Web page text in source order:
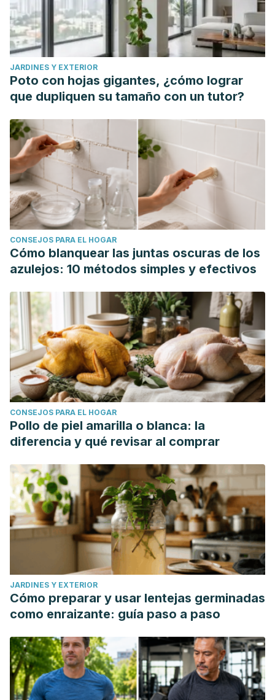
la ingesta de vitamina K en una muestra representativa de
adultos españoles: condicionantes dietéticos.Nutrición
Hospitalaria,29(1), 187-195.
Díaz Curiel, M. (2015). Acción de la vitamina K sobre la
salud ósea. Revista de Osteoporosis y Metabolismo
Mineral
7 (1), 33-38.
JARDINES Y EXTERIOR
Poto con hojas gigantes, ¿cómo lograr
que dupliquen su tamaño con un tutor?
CONSEJOS PARA EL HOGAR
Cómo blanquear las juntas oscuras de los
azulejos: 10 métodos simples y efectivos
CONSEJOS PARA EL HOGAR
Pollo de piel amarilla o blanca: la
diferencia y qué revisar al comprar
JARDINES Y EXTERIOR
Cómo preparar y usar lentejas germinadas
como enraizante: guía paso a paso